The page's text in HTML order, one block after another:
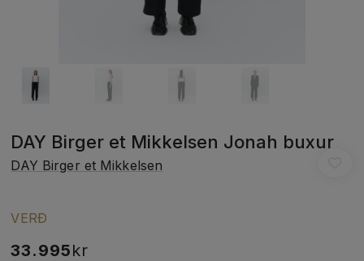
DAY Birger et Mikkelsen Jonah buxur
DAY Birger et Mikkelsen
VERÐ
33.995kr